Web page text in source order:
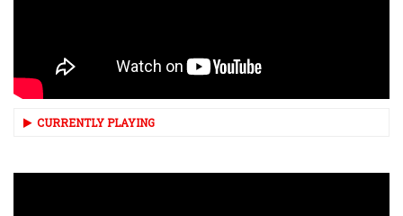
CURRENTLY PLAYING